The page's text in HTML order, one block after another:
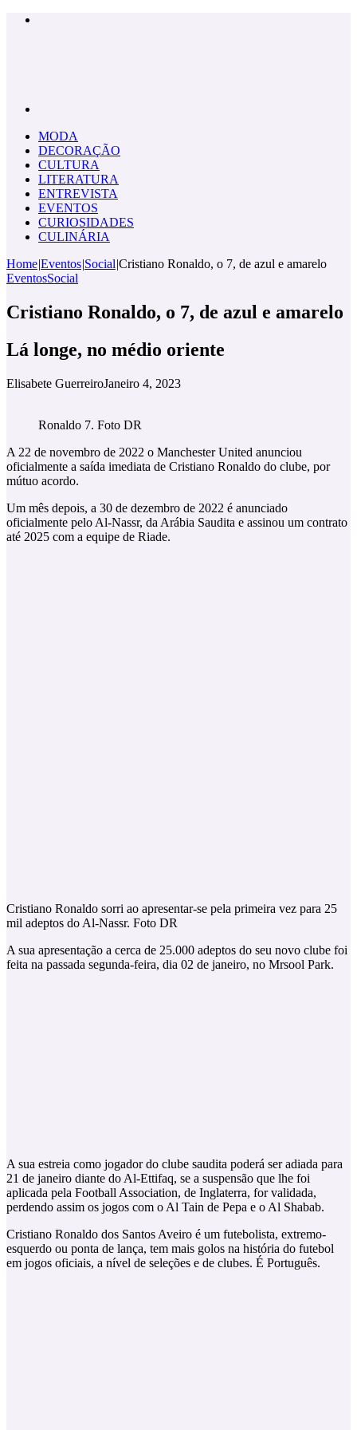
MODA
DECORAÇÃO
CULTURA
LITERATURA
ENTREVISTA
EVENTOS
CURIOSIDADES
CULINÁRIA
Home|Eventos|Social|Cristiano Ronaldo, o 7, de azul e amarelo
EventosSocial
Cristiano Ronaldo, o 7, de azul e amarelo
Lá longe, no médio oriente
Elisabete GuerreiroJaneiro 4, 2023
Ronaldo 7. Foto DR
A 22 de novembro de 2022 o Manchester United anunciou
oficialmente a saída imediata de Cristiano Ronaldo do clube, por
mútuo acordo.
Um mês depois, a 30 de dezembro de 2022 é anunciado
oficialmente pelo Al-Nassr, da Arábia Saudita e assinou um contrato
até 2025 com a equipe de Riade.
Cristiano Ronaldo sorri ao apresentar-se pela primeira vez para 25
mil adeptos do Al-Nassr. Foto DR
A sua apresentação a cerca de 25.000 adeptos do seu novo clube foi
feita na passada segunda-feira, dia 02 de janeiro, no Mrsool Park.
A sua estreia como jogador do clube saudita poderá ser adiada para
21 de janeiro diante do Al-Ettifaq, se a suspensão que lhe foi
aplicada pela Football Association, de Inglaterra, for validada,
perdendo assim os jogos com o Al Tain de Pepa e o Al Shabab.
Cristiano Ronaldo dos Santos Aveiro é um futebolista, extremo-
esquerdo ou ponta de lança, tem mais golos na história do futebol
em jogos oficiais, a nível de seleções e de clubes. É Português.